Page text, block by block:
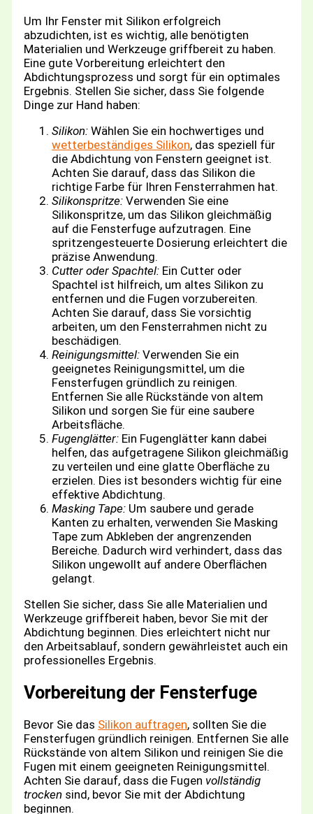
Um Ihr Fenster mit Silikon erfolgreich
abzudichten, ist es wichtig, alle benötigten
Materialien und Werkzeuge griffbereit zu haben.
Eine gute Vorbereitung erleichtert den
Abdichtungsprozess und sorgt für ein optimales
Ergebnis. Stellen Sie sicher, dass Sie folgende
Dinge zur Hand haben:
Silikon: Wählen Sie ein hochwertiges und
wetterbeständiges Silikon, das speziell für
die Abdichtung von Fenstern geeignet ist.
Achten Sie darauf, dass das Silikon die
richtige Farbe für Ihren Fensterrahmen hat.
Silikonspritze: Verwenden Sie eine
Silikonspritze, um das Silikon gleichmäßig
auf die Fensterfuge aufzutragen. Eine
spritzengesteuerte Dosierung erleichtert die
präzise Anwendung.
Cutter oder Spachtel: Ein Cutter oder
Spachtel ist hilfreich, um altes Silikon zu
entfernen und die Fugen vorzubereiten.
Achten Sie darauf, dass Sie vorsichtig
arbeiten, um den Fensterrahmen nicht zu
beschädigen.
Reinigungsmittel: Verwenden Sie ein
geeignetes Reinigungsmittel, um die
Fensterfugen gründlich zu reinigen.
Entfernen Sie alle Rückstände von altem
Silikon und sorgen Sie für eine saubere
Arbeitsfläche.
Fugenglätter: Ein Fugenglätter kann dabei
helfen, das aufgetragene Silikon gleichmäßig
zu verteilen und eine glatte Oberfläche zu
erzielen. Dies ist besonders wichtig für eine
effektive Abdichtung.
Masking Tape: Um saubere und gerade
Kanten zu erhalten, verwenden Sie Masking
Tape zum Abkleben der angrenzenden
Bereiche. Dadurch wird verhindert, dass das
Silikon ungewollt auf andere Oberflächen
gelangt.
Stellen Sie sicher, dass Sie alle Materialien und
Werkzeuge griffbereit haben, bevor Sie mit der
Abdichtung beginnen. Dies erleichtert nicht nur
den Arbeitsablauf, sondern gewährleistet auch ein
professionelles Ergebnis.
Vorbereitung der Fensterfuge
Bevor Sie das Silikon auftragen, sollten Sie die
Fensterfugen gründlich reinigen. Entfernen Sie alle
Rückstände von altem Silikon und reinigen Sie die
Fugen mit einem geeigneten Reinigungsmittel.
Achten Sie darauf, dass die Fugen vollständig
trocken sind, bevor Sie mit der Abdichtung
beginnen.